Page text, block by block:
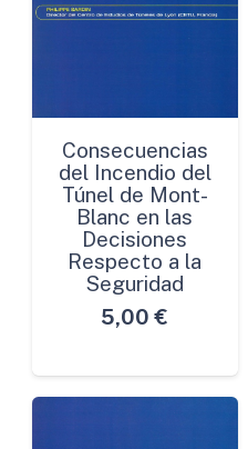
Consecuencias
del Incendio del
Túnel de Mont-
Blanc en las
Decisiones
Respecto a la
Seguridad
5,00 €